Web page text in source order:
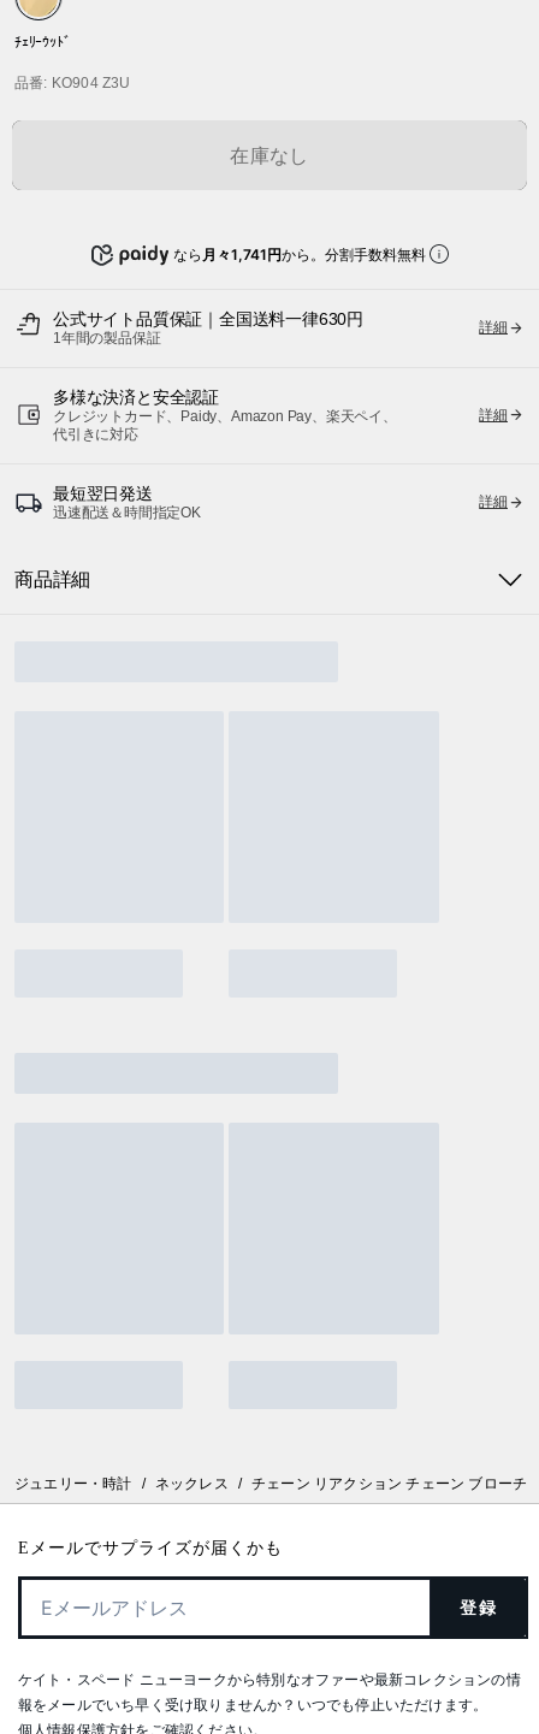
ﾁｪﾘｰｳｯﾄﾞ
品番: KO904 Z3U
在庫なし
なら 月々1,741円から。分割手数料無料
公式サイト品質保証｜全国送料一律630円
1年間の製品保証
詳細
多様な決済と安全認証
クレジットカード、Paidy、Amazon Pay、楽天ペイ、
代引きに対応
詳細
最短翌日発送
迅速配送＆時間指定OK
詳細
商品詳細
ジュエリー・時計 / ネックレス / チェーン リアクション チェーン ブローチ
Eメールでサプライズが届くかも
登録
ケイト・スペード ニューヨークから特別なオファーや最新コレクションの情
報をメールでいち早く受け取りませんか？いつでも停止いただけます。
個人情報保護方針をご確認ください。